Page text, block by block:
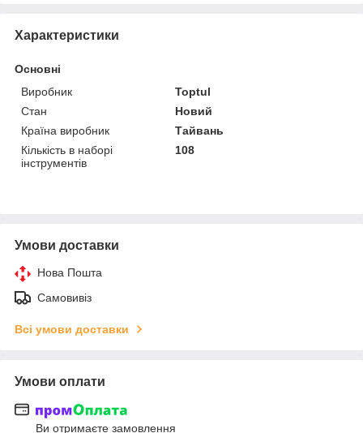
Характеристики
Основні
Виробник
Toptul
Стан
Новий
Країна виробник
Тайвань
Кількість в наборі
інструментів
108
Умови доставки
Нова Пошта
Самовивіз
Всі умови доставки
Умови оплати
Ви отримаєте замовлення